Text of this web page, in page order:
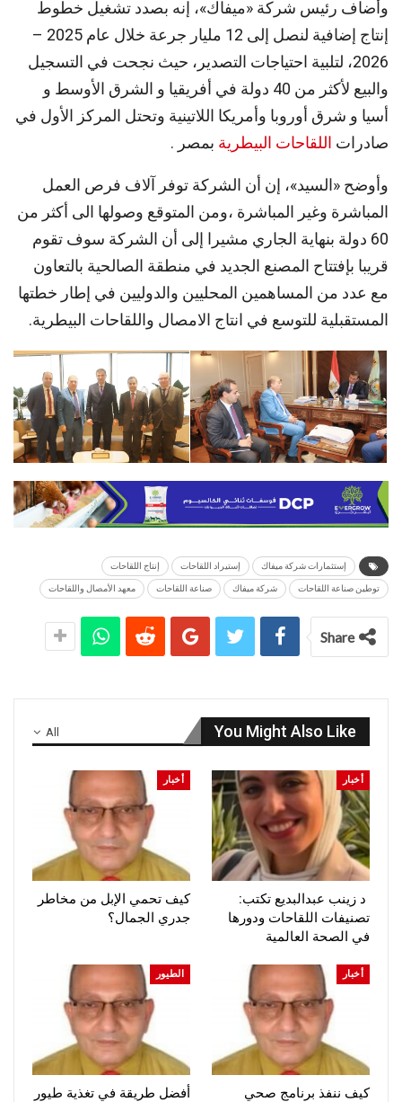
وأضاف رئيس شركة «ميفاك»، إنه بصدد تشغيل خطوط
إنتاج إضافية لنصل إلى 12 مليار جرعة خلال عام 2025 –
2026، لتلبية احتياجات التصدير، حيث نجحت في التسجيل
والبيع لأكثر من 40 دولة في أفريقيا و الشرق الأوسط و
أسيا و شرق أوروبا وأمريكا اللاتينية وتحتل المركز الأول في
صادرات اللقاحات البيطرية بمصر .
وأوضح «السيد»، إن أن الشركة توفر آلاف فرص العمل
المباشرة وغير المباشرة ،ومن المتوقع وصولها الى أكثر من
60 دولة بنهاية الجاري مشيرا إلى أن الشركة سوف تقوم
قريبا بإفتتاح المصنع الجديد في منطقة الصالحية بالتعاون
مع عدد من المساهمين المحليين والدوليين في إطار خطتها
المستقبلية للتوسع في انتاج الامصال واللقاحات البيطرية.
إستثمارات شركة ميفاك إستيراد اللقاحات إنتاج اللقاحات
توطين صناعة اللقاحات شركة ميفاك صناعة اللقاحات معهد الأمصال واللقاحات
Share
All You Might Also Like
أخبار
د زينب عبدالبديع تكتب:
تصنيفات اللقاحات ودورها
في الصحة العالمية
أخبار
كيف تحمي الإبل من مخاطر
جدري الجمال؟
أخبار
كيف ننفذ برنامج صحي
الطيور
أفضل طريقة في تغذية طيور